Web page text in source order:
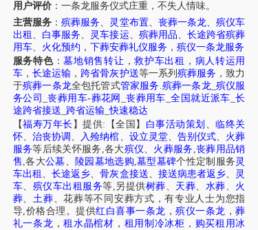
用户评价： 一条龙服务仪式庄重，不失人情味。
主营服务 ：殡葬服务、 灵堂布置、 丧葬一条龙、殡仪车
出租 、 白事服务、 灵车接运、 殡葬用品、 长途跨省殡葬
用车、 火化预约 ， 下葬安葬礼仪服务 ， 殡仪一条龙服务
服务特色：墓地销售转让 ，救护车出租 ， 病人转运用
车， 长途运输 ，跨省骨灰护送等一系列 殡葬服务 ，致力
于殡葬一条龙全包托管式管家服务 .殡葬一条龙_ 殡仪服
务公司
_丧葬用车-葬花网 丧葬用车 全国就近派车 长
途跨省接送 跨省运输_快速稳达
【福寿万年长 】提供:【全国】 白事活动策划 、临终关
怀、 治丧协调 、 入殓纳棺、 设立灵堂、 告别仪式、 火葬
服务等后续关怀服务,各大殡仪、 火葬服务 ,丧葬用品销
售,各大公墓、 陵园墓地选购,墓型墓碑个性定制服务 灵
车出租 、长途返乡、骨灰盒接送、 接送病患者返乡、
灵
车、 殡仪车出租服务等,另提供树葬、 天葬、 水葬、 火
葬、土葬、花葬等不同安葬方式，有专业人士为您指
导,价格合理。提供红白喜事一条龙 ，殡仪一条龙 ，葬
礼一条龙 ，租水晶棺材 ， 租用制冷冰柜 ， 购买租用冰